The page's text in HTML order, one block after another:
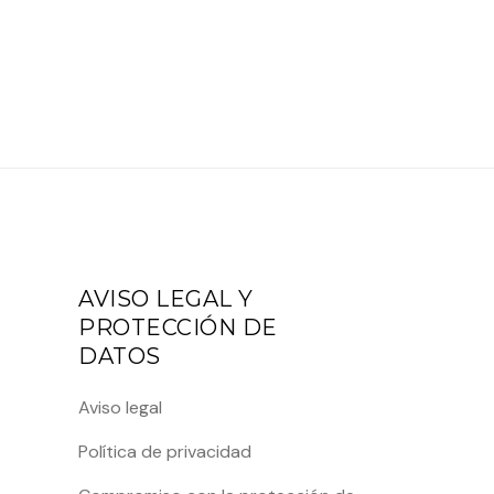
AVISO LEGAL Y
PROTECCIÓN DE
DATOS
Aviso legal
Política de privacidad